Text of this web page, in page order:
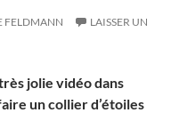
FELDMANN
LAISSER UN
jolie vidéo dans
un collier d’étoiles